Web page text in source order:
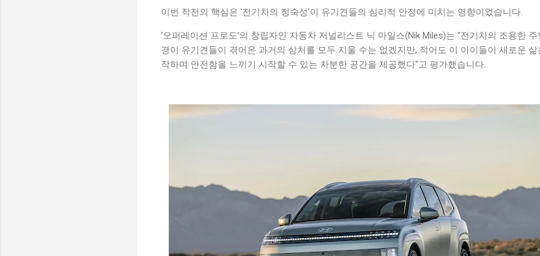
이번 작전의 핵심은 '전기차의 정숙성'이 유기견들의 심리적 안정에 미치는 영향이었습니다.
‘오퍼레이션 프로도’의 창립자인 자동차 저널리스트 닉 마일스(Nik Miles)는 "전기차의 조용한
경이 유기견들이 겪어온 과거의 상처를 모두 지울 수는 없겠지만, 적어도 이 아이들이 새로운 삶
작하며 안전함을 느끼기 시작할 수 있는 차분한 공간을 제공했다"고 평가했습니다.